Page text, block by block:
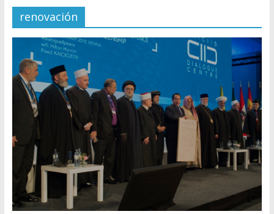
renovación